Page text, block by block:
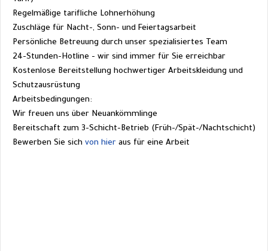
Regelmäßige tarifliche Lohnerhöhung
Zuschläge für Nacht-, Sonn- und Feiertagsarbeit
Persönliche Betreuung durch unser spezialisiertes Team
24-Stunden-Hotline - wir sind immer für Sie erreichbar
Kostenlose Bereitstellung hochwertiger Arbeitskleidung und
Schutzausrüstung
Arbeitsbedingungen:
Wir freuen uns über Neuankömmlinge
Bereitschaft zum 3-Schicht-Betrieb (Früh-/Spät-/Nachtschicht)
Bewerben Sie sich von hier aus für eine Arbeit